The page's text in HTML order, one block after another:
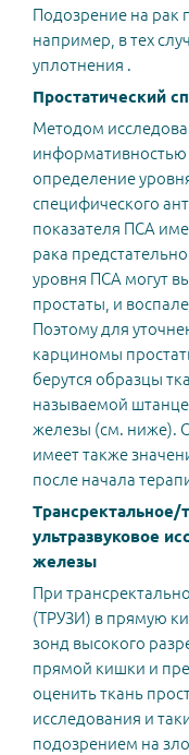
Подозрение на рак
например, в тех
уплотнения .
Простатический
Mетодом
информативностью
определение
специфического
показателя ПСА
рака
уровня ПСА могут
простаты, и
Поэтому для
карциномы
берутся образцы
называемой
железы (см. ниже).
имеет также
после начала
Трансректальное/
ультразвуковое
железы
При
(ТРУЗИ) в прямую
зонд высокого
прямой кишки и
оценить ткань
исследования и
подозрением на